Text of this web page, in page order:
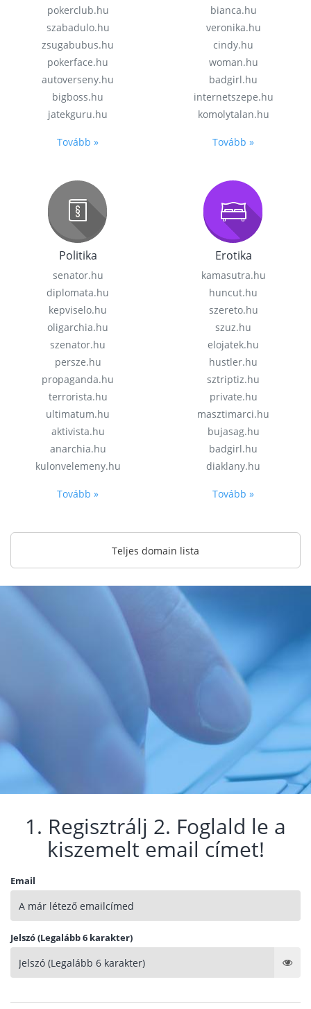
pokerclub.hu
szabadulo.hu
zsugabubus.hu
pokerface.hu
autoverseny.hu
bigboss.hu
jatekguru.hu
Tovább »
bianca.hu
veronika.hu
cindy.hu
woman.hu
badgirl.hu
internetszepe.hu
komolytalan.hu
Tovább »
Politika
senator.hu
diplomata.hu
kepviselo.hu
oligarchia.hu
szenator.hu
persze.hu
propaganda.hu
terrorista.hu
ultimatum.hu
aktivista.hu
anarchia.hu
kulonvelemeny.hu
Tovább »
Erotika
kamasutra.hu
huncut.hu
szereto.hu
szuz.hu
elojatek.hu
hustler.hu
sztriptiz.hu
private.hu
masztimarci.hu
bujasag.hu
badgirl.hu
diaklany.hu
Tovább »
Teljes domain lista
1. Regisztrálj 2. Foglald le a
kiszemelt email címet!
Email
Jelszó (Legalább 6 karakter)